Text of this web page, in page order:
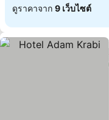
ดูราคาจาก 9 เว็บไซต์